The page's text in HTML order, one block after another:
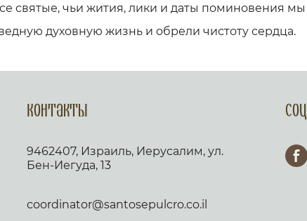
святые, чьи жития, лики и даты поминовения мы
духовную жизнь и обрели чистоту сердца.
Контакты
9462407, Израиль, Иерусалим, ул.
Бен-Иегуда, 13
coordinator@santosepulcro.co.il